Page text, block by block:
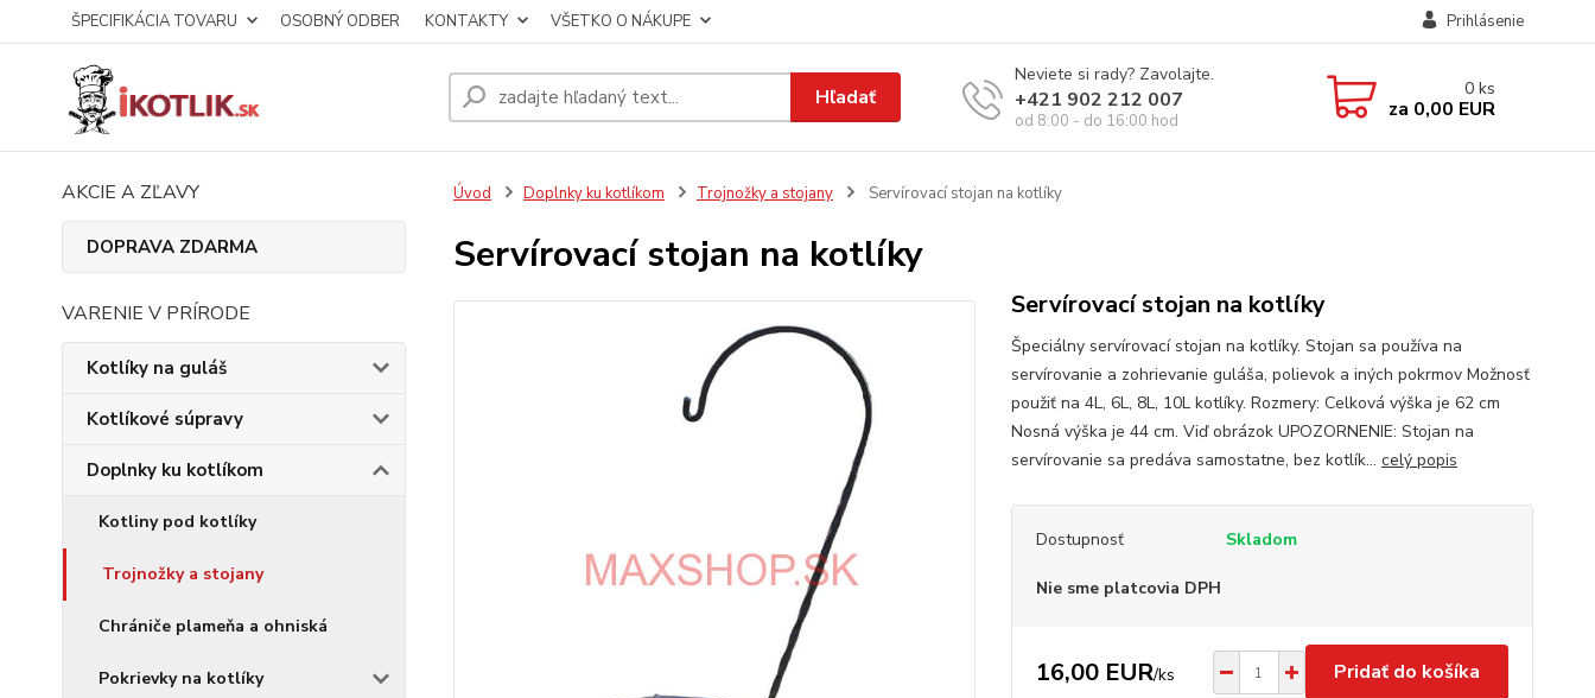
ŠPECIFIKÁCIA TOVARU OSOBNÝ ODBER KONTAKTY VŠETKO O NÁKUPE Prihlásenie
Hľadať
Neviete si rady? Zavolajte.
+421 902 212 007
od 8:00 - do 16:00 hod
0 ks
za 0,00 EUR
AKCIE A ZĽAVY
DOPRAVA ZDARMA
VARENIE V PRÍRODE
Kotlíky na guláš
Kotlíkové súpravy
Doplnky ku kotlíkom
Kotliny pod kotlíky
Trojnožky a stojany
Chrániče plameňa a ohniská
Pokrievky na kotlíky
Úvod Doplnky ku kotlíkom Trojnožky a stojany Servírovací stojan na kotlíky
Servírovací stojan na kotlíky
Servírovací stojan na kotlíky
Špeciálny servírovací stojan na kotlíky. Stojan sa používa na
servírovanie a zohrievanie guláša, polievok a iných pokrmov Možnosť
použiť na 4L, 6L, 8L, 10L kotlíky. Rozmery: Celková výška je 62 cm
Nosná výška je 44 cm. Viď obrázok UPOZORNENIE: Stojan na
servírovanie sa predáva samostatne, bez kotlík... celý popis
Dostupnosť Skladom
Nie sme platcovia DPH
16,00 EUR/ks Pridať do košíka